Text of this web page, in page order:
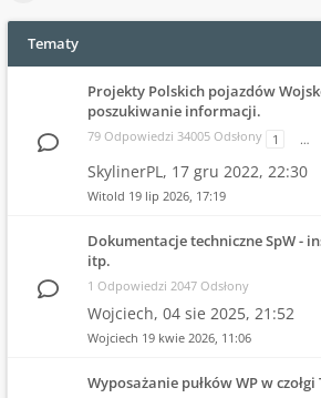
Tematy
Projekty Polskich pojazdów
poszukiwanie informacji.
79 Odpowiedzi 34005 Odsłony 1 …
SkylinerPL, 17 gru 2022, 22:30
Witold 19 lip 2026, 17:19
Dokumentacje techniczne SpW -
itp.
1 Odpowiedzi 2047 Odsłony
Wojciech, 04 sie 2025, 21:52
Wojciech 19 kwie 2026, 11:06
Wyposażanie pułków WP w czołgi